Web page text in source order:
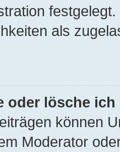
als
oder lösche
können
Moderator